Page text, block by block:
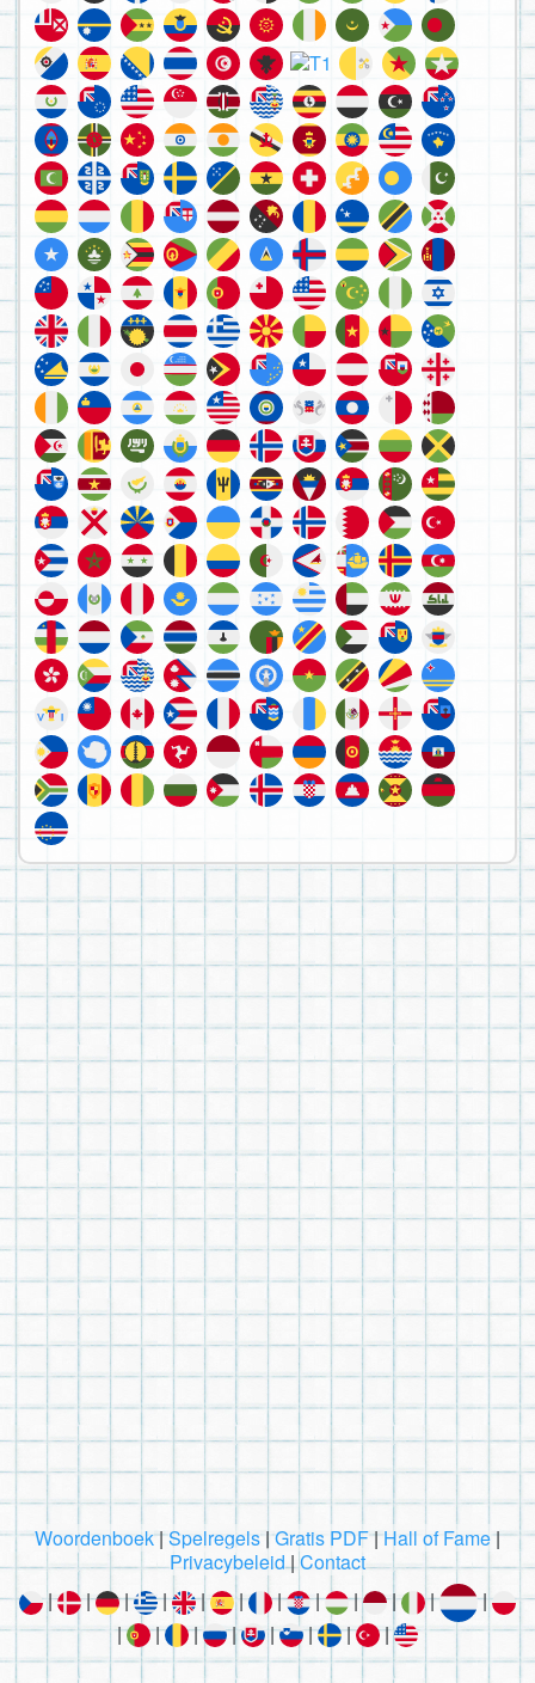
Woordenboek|Spelregels|Gratis PDF|Hall of Fame|
Privacybeleid|Contact
|
| | | | | | | | | |
|
|
| | | | | | |